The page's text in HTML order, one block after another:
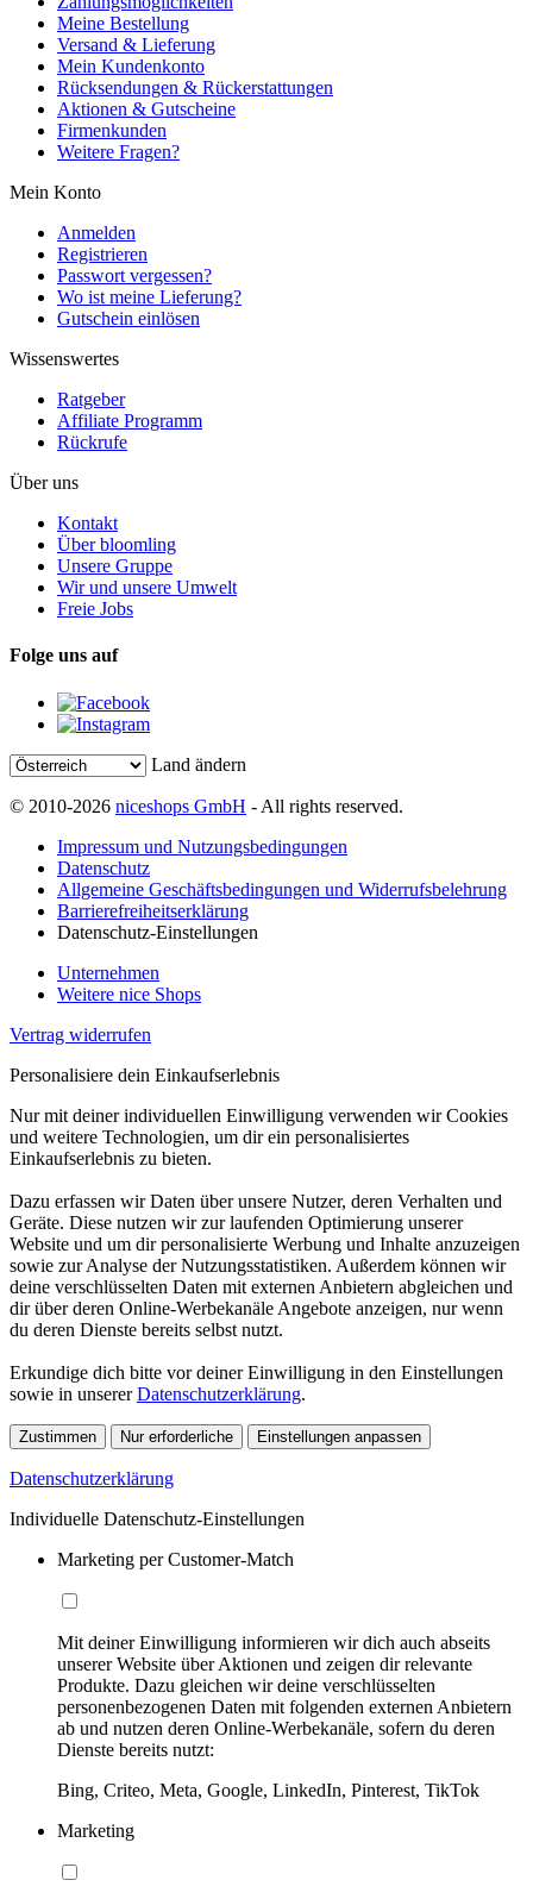
Meine Bestellung
Versand & Lieferung
Mein Kundenkonto
Rücksendungen & Rückerstattungen
Aktionen & Gutscheine
Firmenkunden
Weitere Fragen?
Mein Konto
Anmelden
Registrieren
Passwort vergessen?
Wo ist meine Lieferung?
Gutschein einlösen
Wissenswertes
Ratgeber
Affiliate Programm
Rückrufe
Über uns
Kontakt
Über bloomling
Unsere Gruppe
Wir und unsere Umwelt
Freie Jobs
Folge uns auf
Land ändern
© 2010-2026 niceshops GmbH - All rights reserved.
Impressum und Nutzungsbedingungen
Datenschutz
Allgemeine Geschäftsbedingungen und Widerrufsbelehrung
Barrierefreiheitserklärung
Datenschutz-Einstellungen
Unternehmen
Weitere nice Shops
Vertrag widerrufen
Personalisiere dein Einkaufserlebnis
Nur mit deiner individuellen Einwilligung verwenden wir Cookies
und weitere Technologien, um dir ein personalisiertes
Einkaufserlebnis zu bieten.
Dazu erfassen wir Daten über unsere Nutzer, deren Verhalten und
Geräte. Diese nutzen wir zur laufenden Optimierung unserer
Website und um dir personalisierte Werbung und Inhalte anzuzeigen
sowie zur Analyse der Nutzungsstatistiken. Außerdem können wir
deine verschlüsselten Daten mit externen Anbietern abgleichen und
dir über deren Online-Werbekanäle Angebote anzeigen, nur wenn
du deren Dienste bereits selbst nutzt.
Erkundige dich bitte vor deiner Einwilligung in den Einstellungen
sowie in unsererDatenschutzerklärung.
Zustimmen Nur erforderliche Einstellungen anpassen
Datenschutzerklärung
Individuelle Datenschutz-Einstellungen
Marketing per Customer-Match
Mit deiner Einwilligung informieren wir dich auch abseits
unserer Website über Aktionen und zeigen dir relevante
Produkte. Dazu gleichen wir deine verschlüsselten
personenbezogenen Daten mit folgenden externen Anbietern
ab und nutzen deren Online-Werbekanäle, sofern du deren
Dienste bereits nutzt:
Bing, Criteo, Meta, Google, LinkedIn, Pinterest, TikTok
Marketing